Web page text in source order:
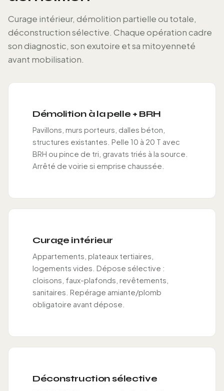
Curage intérieur, démolition partielle ou totale,
déconstruction sélective. Chaque opération cadre
son diagnostic, son exutoire et sa mitoyenneté
avant mobilisation.
Démolition à la pelle + BRH
Pavillons, murs porteurs, dalles béton,
structures existantes. Pelle 10 à 20 T avec
BRH ou pince de tri, gravats triés à la source.
Arrêté de voirie si emprise chaussée.
Curage intérieur
Appartements, plateaux tertiaires,
logements vides. Dépose sélective :
cloisons, faux-plafonds, revêtements,
sanitaires. Repérage amiante/plomb
obligatoire avant dépose.
Déconstruction sélective